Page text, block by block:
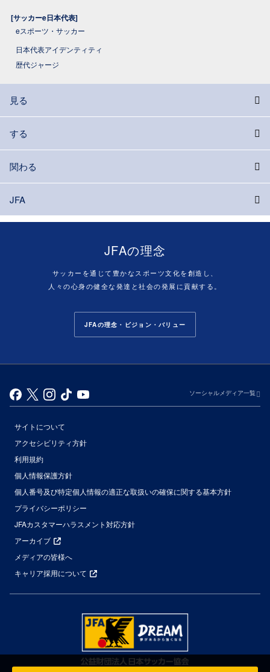
[サッカーe日本代表]
eスポーツ・サッカー
日本代表アイデンティティ
歴代ジャージ
見る
する
関わる
JFA
JFAの理念
サッカーを通じて豊かなスポーツ文化を創造し、
人々の心身の健全な発達と社会の発展に貢献する。
JFAの理念・ビジョン・バリュー
ソーシャルメディア一覧
サイトについて
アクセシビリティ方針
利用規約
個人情報保護方針
個人番号及び特定個人情報の適正な取扱いの確保に関する基本方針
プライバシーポリシー
JFAカスタマーハラスメント対応方針
アーカイブ
メディアの皆様へ
キャリア採用について